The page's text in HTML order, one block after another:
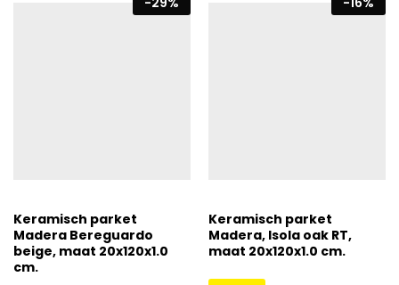
Keramisch parket
Madera Bereguardo
beige, maat 20x120x1.0
cm.
Keramisch parket
Madera, Isola oak RT,
maat 20x120x1.0 cm.